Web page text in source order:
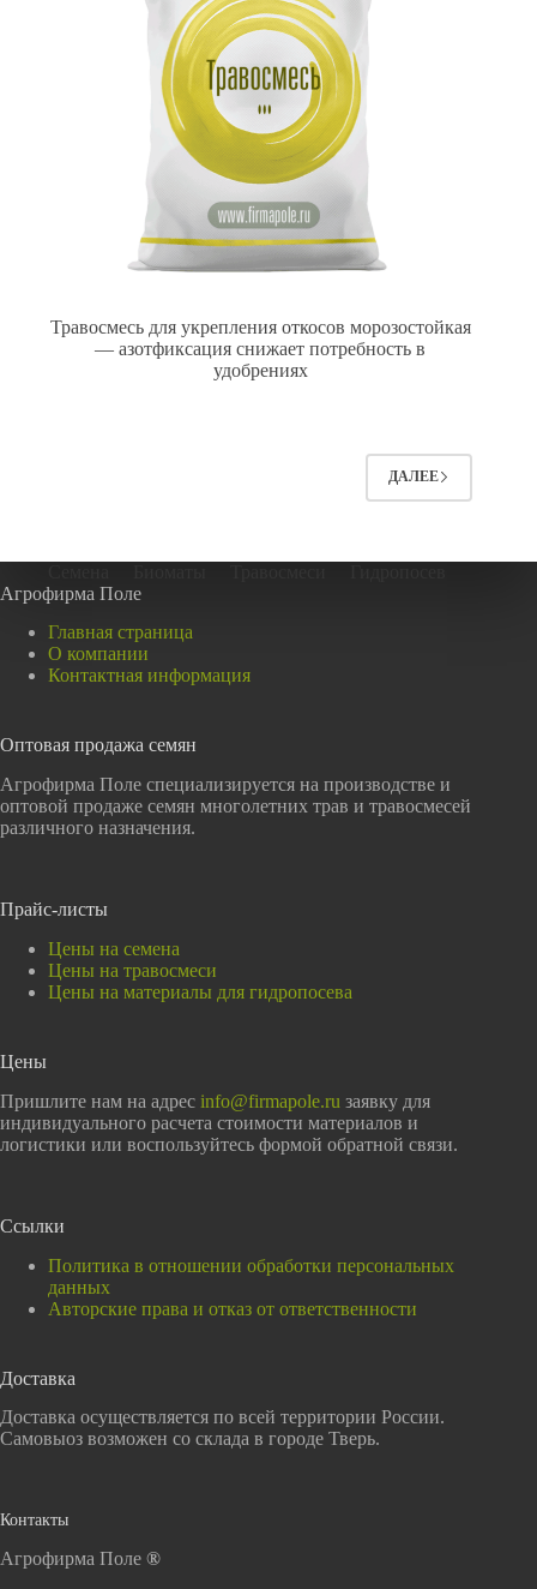
Травосмесь для укрепления откосов морозостойкая
— азотфиксация снижает потребность в
удобрениях
ДАЛЕЕ
Агрофирма Поле
Главная страница
О компании
Контактная информация
Оптовая продажа семян
Агрофирма Поле специализируется на производстве и
оптовой продаже семян многолетних трав и травосмесей
различного назначения.
Прайс-листы
Цены на семена
Цены на травосмеси
Цены на материалы для гидропосева
Цены
Пришлите нам на адрес info@firmapole.ru заявку для
индивидуального расчета стоимости материалов и
логистики или воспользуйтесь формой обратной связи.
Ссылки
Политика в отношении обработки персональных
данных
Авторские права и отказ от ответственности
Доставка
Доставка осуществляется по всей территории России.
Самовыоз возможен со склада в городе Тверь.
Контакты
Агрофирма Поле ®